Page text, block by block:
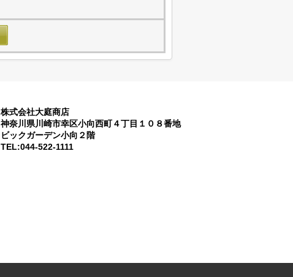
株式会社大庭商店
神奈川県川崎市幸区小向西町４丁目１０８番地
ビックガーデン小向２階
TEL:044-522-1111